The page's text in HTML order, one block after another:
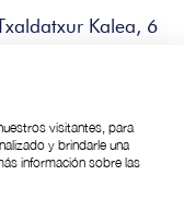
Kalea, 6
visitantes, para
y brindarle una
información sobre las